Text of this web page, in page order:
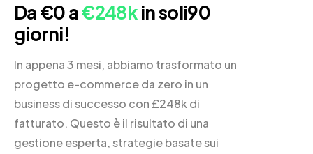
Da €0 a€248kin soli90
giorni!
In appena 3 mesi, abbiamo trasformato un
progetto e-commerce da zero in un
business di successo con £248k di
fatturato. Questo è il risultato di una
gestione esperta, strategie basate sui